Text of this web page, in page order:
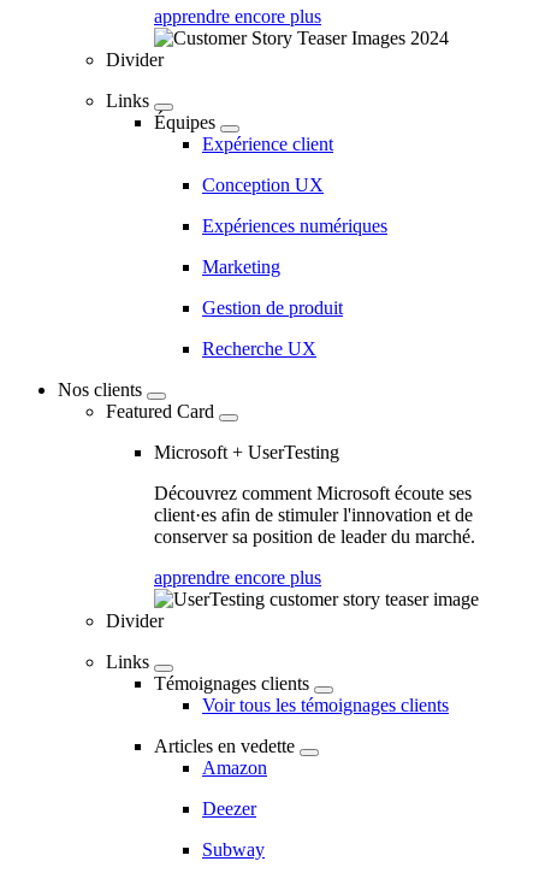
apprendre encore plus
Divider
Links
Équipes
Expérience client
Conception UX
Expériences numériques
Marketing
Gestion de produit
Recherche UX
Nos clients
Featured Card
Microsoft + UserTesting
Découvrez comment Microsoft écoute ses
client·es afin de stimuler l'innovation et de
conserver sa position de leader du marché.
apprendre encore plus
Divider
Links
Témoignages clients
Voir tous les témoignages clients
Articles en vedette
Amazon
Deezer
Subway